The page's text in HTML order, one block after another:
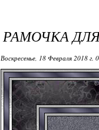
РАМОЧКА
Воскресенье, 18 Февраля 2018 г.